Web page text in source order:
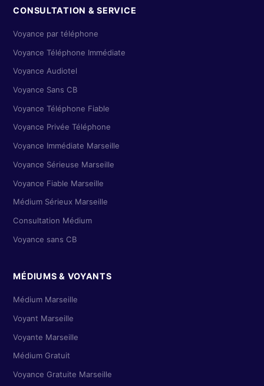
CONSULTATION & SERVICE
Voyance par téléphone
Voyance Téléphone Immédiate
Voyance Audiotel
Voyance Sans CB
Voyance Téléphone Fiable
Voyance Privée Téléphone
Voyance Immédiate Marseille
Voyance Sérieuse Marseille
Voyance Fiable Marseille
Médium Sérieux Marseille
Consultation Médium
Voyance sans CB
MÉDIUMS & VOYANTS
Médium Marseille
Voyant Marseille
Voyante Marseille
Médium Gratuit
Voyance Gratuite Marseille